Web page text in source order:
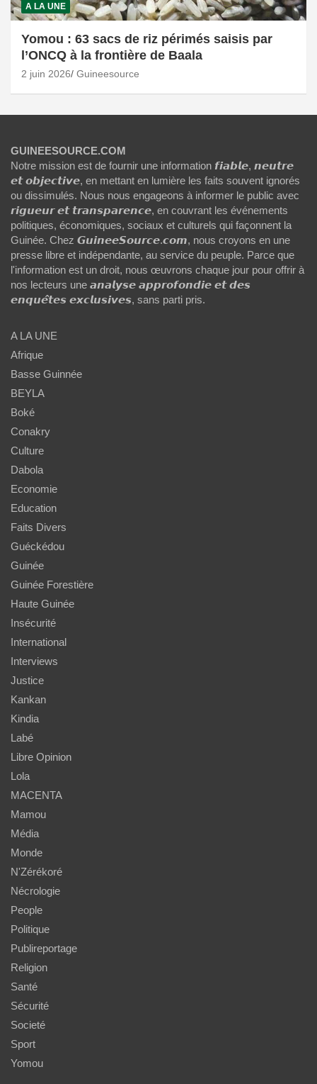
A LA UNE
Yomou : 63 sacs de riz périmés saisis par
l’ONCQ à la frontière de Baala
2 juin 2026 Guineesource
GUINEESOURCE.COM
Notre mission est de fournir une information 𝙛𝙞𝙖𝙗𝙡𝙚, 𝙣𝙚𝙪𝙩𝙧𝙚
𝙚𝙩 𝙤𝙗𝙟𝙚𝙘𝙩𝙞𝙫𝙚, en mettant en lumière les faits souvent ignorés
ou dissimulés. Nous nous engageons à informer le public avec
𝙧𝙞𝙜𝙪𝙚𝙪𝙧 𝙚𝙩 𝙩𝙧𝙖𝙣𝙨𝙥𝙖𝙧𝙚𝙣𝙘𝙚, en couvrant les événements
politiques, économiques, sociaux et culturels qui façonnent la
Guinée. Chez 𝙂𝙪𝙞𝙣𝙚𝙚𝙎𝙤𝙪𝙧𝙘𝙚.𝙘𝙤𝙢, nous croyons en une
presse libre et indépendante, au service du peuple. Parce que
l'information est un droit, nous œuvrons chaque jour pour offrir à
nos lecteurs une 𝙖𝙣𝙖𝙡𝙮𝙨𝙚 𝙖𝙥𝙥𝙧𝙤𝙛𝙤𝙣𝙙𝙞𝙚 𝙚𝙩 𝙙𝙚𝙨
𝙚𝙣𝙦𝙪𝙚̂𝙩𝙚𝙨 𝙚𝙭𝙘𝙡𝙪𝙨𝙞𝙫𝙚𝙨, sans parti pris.
A LA UNE
Afrique
Basse Guinnée
BEYLA
Boké
Conakry
Culture
Dabola
Economie
Education
Faits Divers
Guéckédou
Guinée
Guinée Forestière
Haute Guinée
Insécurité
International
Interviews
Justice
Kankan
Kindia
Labé
Libre Opinion
Lola
MACENTA
Mamou
Média
Monde
N'Zérékoré
Nécrologie
People
Politique
Publireportage
Religion
Santé
Sécurité
Societé
Sport
Yomou